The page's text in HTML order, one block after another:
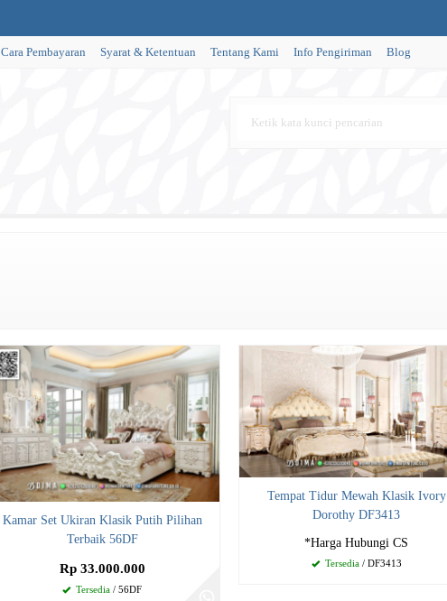
Cara Pembayaran Syarat & Ketentuan Tentang Kami Info Pengiriman Blog
Kamar Set Ukiran Klasik Putih Pilihan
Terbaik 56DF
Rp 33.000.000
Tersedia / 56DF
Tempat Tidur Mewah Klasik Ivory
Dorothy DF3413
*Harga Hubungi CS
Tersedia/ DF3413